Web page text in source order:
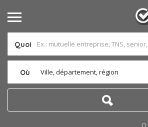
Quoi
Où Ville, département, région